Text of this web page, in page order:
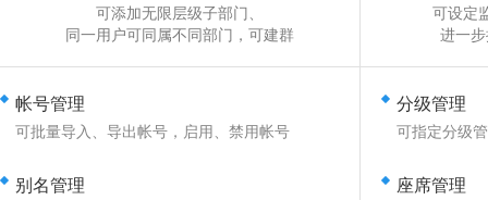
可添加无限层级子部门、
同一用户可同属不同部门，可建群
帐号管理
可批量导入、导出帐号，启用、禁用帐号
别名管理
可设定
进一
分级管理
可指定分级
座席管理